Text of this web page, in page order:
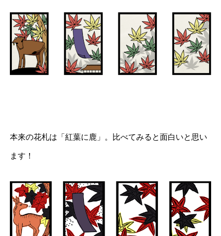
本来の花札は「紅葉に鹿」。比べてみると面白いと思い
ます！